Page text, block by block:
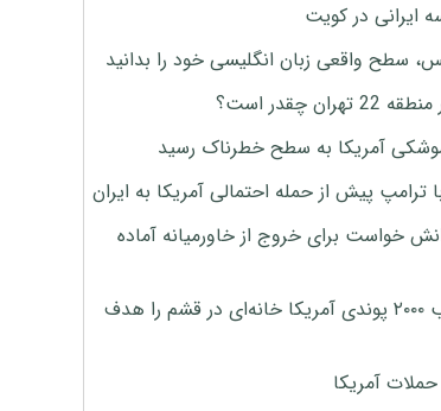
ایرانی در کویت
سطح واقعی زبان انگلیسی خود را بدانید
چقدر است؟
آمریکا به سطح خطرناک رسید
پیش از حمله احتمالی آمریکا به ایران
خواست برای خروج از خاورمیانه آماده
نیویورک‌تایمز: بمب ۲۰۰۰ پوندی آمریکا خانه‌ای در قشم را هدف
آمریکا